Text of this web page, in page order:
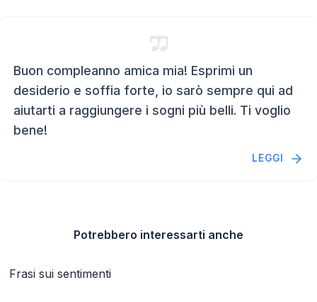
Buon compleanno amica mia! Esprimi un
desiderio e soffia forte, io sarò sempre qui ad
aiutarti a raggiungere i sogni più belli. Ti voglio
bene!
LEGGI
Potrebbero interessarti anche
Frasi sui sentimenti